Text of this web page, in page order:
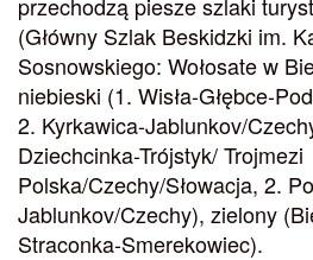
(Główny Szlak Beskidzki im.
Sosnowskiego: Wołosate w
niebieski (1. Wisła-Głębce-
2. Kyrkawica-Jablunkov/
Dziechcinka-Trójstyk/ Trojmezi
Polska/Czechy/Słowacja, 2.
Jablunkov/Czechy), zielony
Straconka-Smerekowiec).